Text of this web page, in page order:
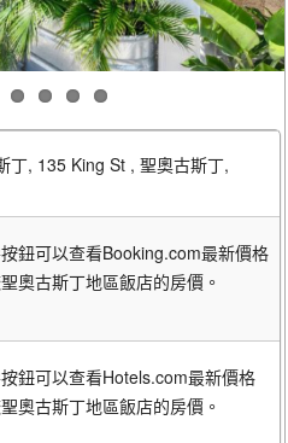
丁, 135 King St , 聖奧古斯丁,
鈕可以查看Booking.com最新價格
奧古斯丁地區飯店的房價。
鈕可以查看Hotels.com最新價格
奧古斯丁地區飯店的房價。